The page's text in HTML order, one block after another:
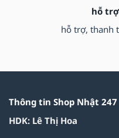
hỗ
hỗ trợ, thanh
Thông tin Shop Nhật 247
HDK: Lê Thị Hoa